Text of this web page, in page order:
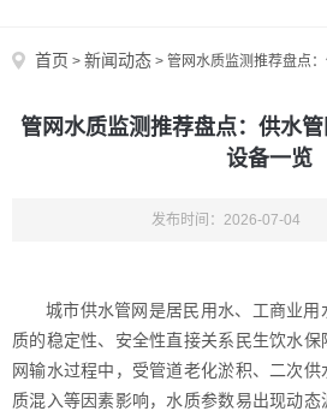
首页 > 新闻动态 > 管网水质监测推荐盘点：供
管网水质监测推荐盘点：供水
设备一览
发布时间：2026-07-04
城市供水管网是居民用水、工商业
质的稳定性、安全性直接关系民生饮水
网输水过程中，受管道老化淤积、二次
质混入等因素影响，水质参数易出现动